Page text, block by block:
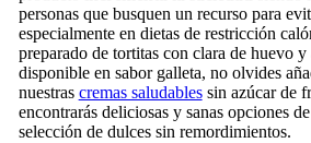
personas que busquen un recurso para
especialmente en dietas de restricción
preparado de tortitas con clara de huevo y
disponible en sabor galleta, no olvides
nuestras cremas saludablessin azúcar de
encontrarás deliciosas y sanas opciones de
selección de dulces sin remordimientos.